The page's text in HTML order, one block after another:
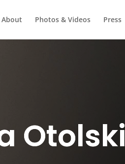
About Photos & Videos Press
Otolski